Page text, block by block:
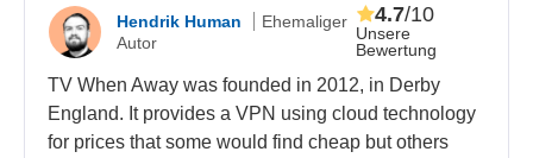
Hendrik Human
Ehemaliger
Autor
Unsere
Bewertung
4.7/10
TV When Away was founded in 2012, in Derby
England. It provides a VPN using cloud technology
for prices that some would find cheap but others